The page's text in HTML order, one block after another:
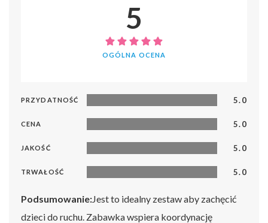
5
OGÓLNA OCENA
PRZYDATNOŚĆ 5.0
CENA 5.0
JAKOŚĆ 5.0
TRWAŁOŚĆ 5.0
Podsumowanie:Jest to idealny zestaw aby zachęcić
dzieci do ruchu. Zabawka wspiera koordynację